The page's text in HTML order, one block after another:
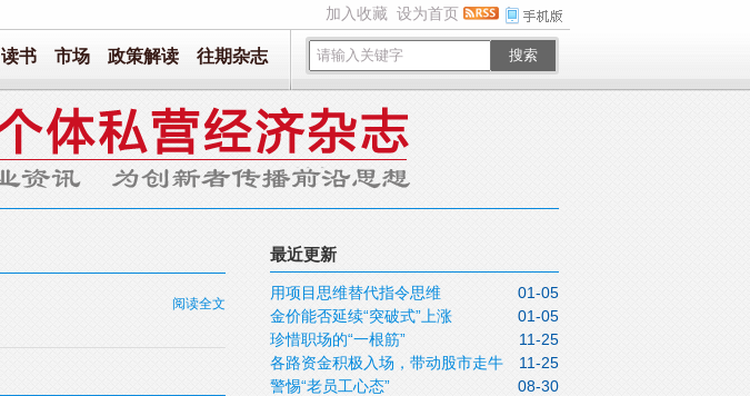
加入收藏 设为首页
搜索
读书 市场 政策解读 往期杂志
阅读全文
最近更新
01-05
用项目思维替代指令思维
01-05
金价能否延续“突破式”上涨
11-25
珍惜职场的“一根筋”
11-25
各路资金积极入场，带动股市走牛
08-30
警惕“老员工心态”